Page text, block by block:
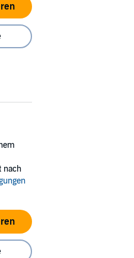
nach